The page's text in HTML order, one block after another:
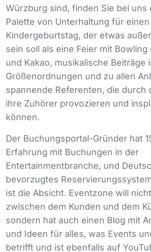
Würzburg sind, finden Sie bei uns
Palette von Unterhaltung für einen
Kindergeburtstag, der etwas
sein soll als eine Feier mit Bowling
und Kakao, musikalische Beiträge
Größenordnungen und zu allen
spannende Referenten, die durch
ihre Zuhörer provozieren und
können.
Der Buchungsportal-Gründer hat
Erfahrung mit Buchungen in der
Entertainmentbranche, und
bevorzugtes
ist die Absicht. Eventzone will
zwischen dem Kunden und dem
sondern hat auch einen Blog mit
und Ideen für alles, was Events
betrifft und ist ebenfalls auf